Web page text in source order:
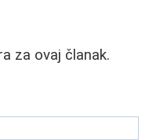
za ovaj članak.